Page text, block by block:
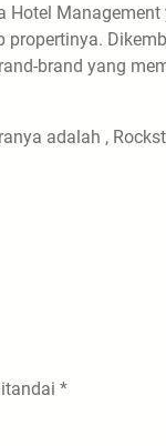
Hotel
brand yang
adalah ,
*